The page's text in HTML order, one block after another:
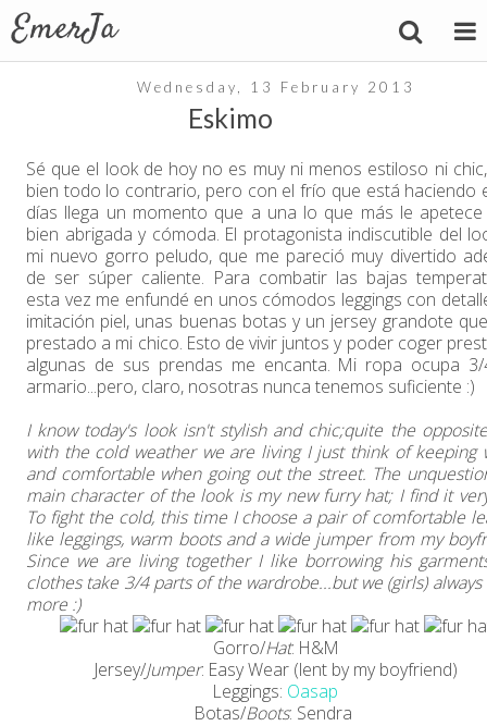
Wednesday, 13 February 2013
Eskimo
Sé que el look de hoy no es muy ni menos estiloso ni
bien todo lo contrario, pero con el frío que está haciendo
días llega un momento que a una lo que más le
bien abrigada y cómoda. El protagonista indiscutible del
mi nuevo gorro peludo, que me pareció muy divertido
de ser súper caliente. Para combatir las bajas
esta vez me enfundé en unos cómodos leggings con
imitación piel, unas buenas botas y un jersey grandote
prestado a mi chico. Esto de vivir juntos y poder coger
algunas de sus prendas me encanta. Mi ropa ocupa
armario...pero, claro, nosotras nunca tenemos suficiente :)
I know today's look isn't stylish and chic;quite the
with the cold weather we are living I just think of keeping
and comfortable when going out the street. The
main character of the look is my new furry hat; I find it
To fight the cold, this time I choose a pair of comfortable
like leggings, warm boots and a wide jumper from my
Since we are living together I like borrowing his
clothes take 3/4 parts of the wardrobe...but we (girls)
more :)
Gorro/Hat: H&M
Jersey/Jumper: Easy Wear (lent by my boyfriend)
Leggings: Oasap
Botas/Boots: Sendra